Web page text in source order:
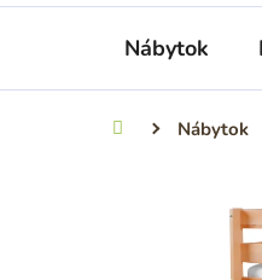
Nábytok
Domov Nábytok